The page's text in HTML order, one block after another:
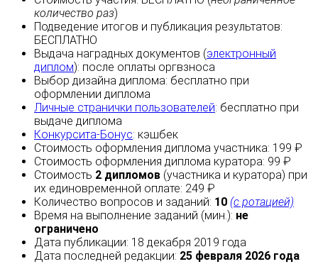
количество раз)
Подведение итогов и публикация результатов:
БЕСПЛАТНО
Выдача наградных документов (электронный
диплом): после оплаты оргвзноса
Выбор дизайна диплома: бесплатно при
оформлении диплома
Личные странички пользователей: бесплатно при
выдаче диплома
Конкурсита-Бонус: кэшбек
Стоимость оформления диплома участника: 199 ₽
Стоимость оформления диплома куратора: 99 ₽
Стоимость 2 дипломов (участника и куратора) при
их единовременной оплате: 249 ₽
Количество вопросов и заданий: 10 (с ротацией)
Время на выполнение заданий (мин.): не
ограничено
Дата публикации: 18 декабря 2019 года
Дата последней редакции: 25 февраля 2026 года